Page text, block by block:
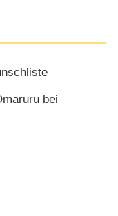
bei